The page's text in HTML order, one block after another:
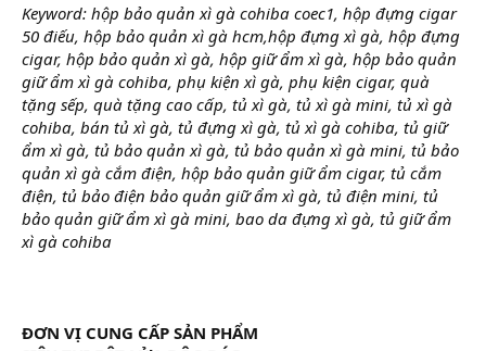
Keyword: hộp bảo quản xì gà cohiba coec1, hộp đựng cigar
50 điếu, hộp bảo quản xì gà hcm,hộp đựng xì gà, hộp đựng
cigar, hộp bảo quản xì gà, hộp giữ ẩm xì gà, hộp bảo quản
giữ ẩm xì gà cohiba, phụ kiện xì gà, phụ kiện cigar, quà
tặng sếp, quà tặng cao cấp, tủ xì gà, tủ xì gà mini, tủ xì gà
cohiba, bán tủ xì gà, tủ đựng xì gà, tủ xì gà cohiba, tủ giữ
ẩm xì gà, tủ bảo quản xì gà, tủ bảo quản xì gà mini, tủ bảo
quản xì gà cắm điện, hộp bảo quản giữ ẩm cigar, tủ cắm
điện, tủ bảo điện bảo quản giữ ẩm xì gà, tủ điện mini, tủ
bảo quản giữ ẩm xì gà mini, bao da đựng xì gà, tủ giữ ẩm
xì gà cohiba
ĐƠN VỊ CUNG CẤP SẢN PHẨM